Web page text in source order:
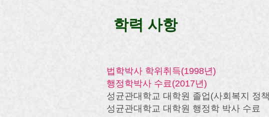
​학력 사항
법학박사 학위취득(1998년)
행정학박사 수료(2017년)
성균관대학교 대학원 졸업(사회복지 정
성균관대학교 대학원 행정학 박사 수료